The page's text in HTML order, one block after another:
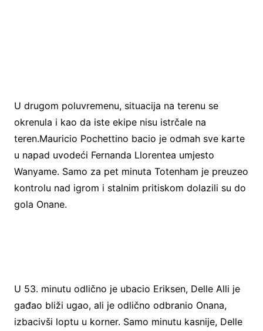
U drugom poluvremenu, situacija na terenu se
okrenula i kao da iste ekipe nisu istrčale na
teren.Mauricio Pochettino bacio je odmah sve karte
u napad uvodeći Fernanda Llorentea umjesto
Wanyame. Samo za pet minuta Totenham je preuzeo
kontrolu nad igrom i stalnim pritiskom dolazili su do
gola Onane.
U 53. minutu odlično je ubacio Eriksen, Delle Alli je
gađao bliži ugao, ali je odlično odbranio Onana,
izbacivši loptu u korner. Samo minutu kasnije, Delle